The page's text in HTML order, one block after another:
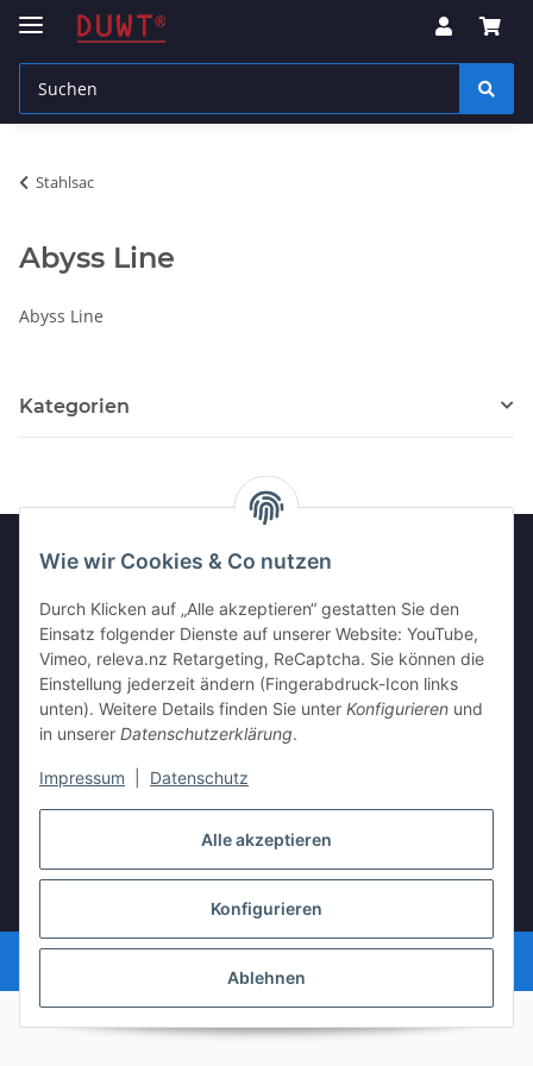
Alle akzeptieren
Konfigurieren
Ablehnen
Wie wir Cookies & Co nutzen
Durch Klicken auf „Alle akzeptieren“ gestatten Sie den
Einsatz folgender Dienste auf unserer Website: YouTube,
Vimeo, releva.nz Retargeting, ReCaptcha. Sie können die
Einstellung jederzeit ändern (Fingerabdruck-Icon links
unten). Weitere Details finden Sie unter Konfigurieren und
in unserer Datenschutzerklärung.
Impressum Datenschutz
Stahlsac
Abyss Line
Abyss Line
Kategorien
Informationen
Gesetzliche Informationen
* Alle Preise inkl. gesetzlicher USt., zzgl.Versand